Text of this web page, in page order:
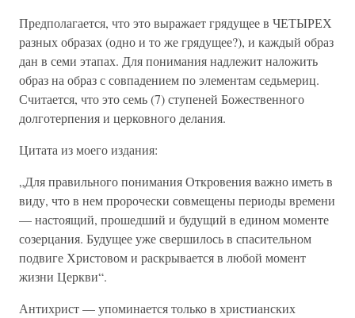
Предполагается, что это выражает грядущее в ЧЕТЫРЕХ
разных образах (одно и то же грядущее?), и каждый образ
дан в семи этапах. Для понимания надлежит наложить
образ на образ с совпадением по элементам седьмериц.
Считается, что это семь (7) ступеней Божественного
долготерпения и церковного делания.
Цитата из моего издания:
„Для правильного понимания Откровения важно иметь в
виду, что в нем пророчески совмещены периоды времени
— настоящий, прошедший и будущий в едином моменте
созерцания. Будущее уже свершилось в спасительном
подвиге Христовом и раскрывается в любой момент
жизни Церкви“.
Антихрист — упоминается только в христианских